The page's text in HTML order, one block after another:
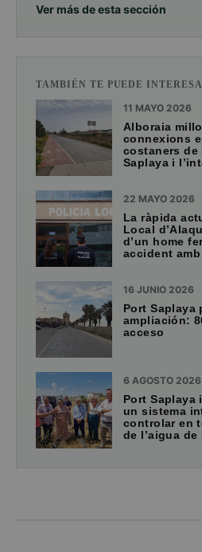
Ver más de esta sección
TAMBIÉN TE PUEDE
11 MAYO 2026
Alboraia
connexions
costaners de
Saplaya i
22 MAYO 2026
La ràpida
Local
d’un home
accident
16 JUNIO 2026
Port Saplaya
ampliación:
acceso
6 AGOSTO 2026
Port Saplaya
un sistema
controlar en
de l’aigua